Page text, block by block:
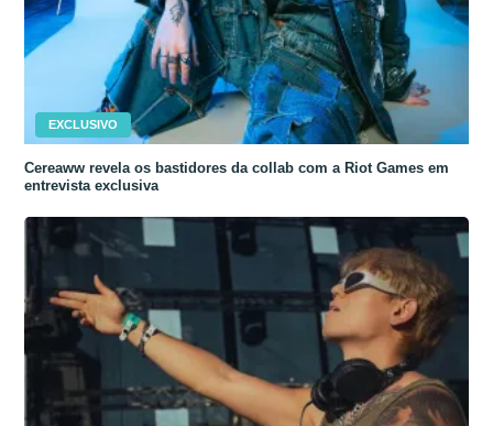
EXCLUSIVO
Cereaww revela os bastidores da collab com a Riot Games em
entrevista exclusiva